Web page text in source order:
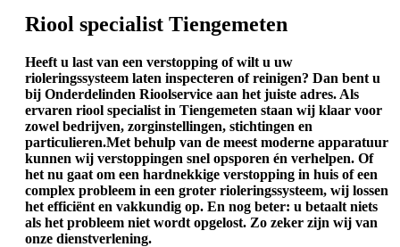
Riool specialist Tiengemeten
Heeft u last van een verstopping of wilt u uw
rioleringssysteem laten inspecteren of reinigen? Dan bent u
bij Onderdelinden Rioolservice aan het juiste adres. Als
ervaren riool specialist in Tiengemeten staan wij klaar voor
zowel bedrijven, zorginstellingen, stichtingen en
particulieren.Met behulp van de meest moderne apparatuur
kunnen wij verstoppingen snel opsporen én verhelpen. Of
het nu gaat om een hardnekkige verstopping in huis of een
complex probleem in een groter rioleringssysteem, wij lossen
het efficiënt en vakkundig op. En nog beter: u betaalt niets
als het probleem niet wordt opgelost. Zo zeker zijn wij van
onze dienstverlening.